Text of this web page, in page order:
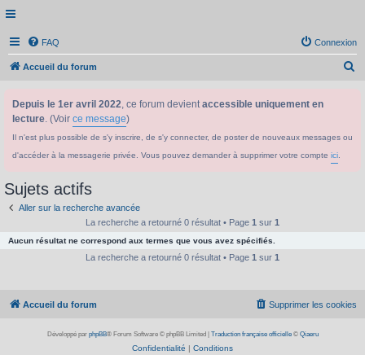
FAQ Connexion
Accueil du forum
Depuis le 1er avril 2022, ce forum devientaccessible uniquement en
lecture. (Voir ce message)
Il n'est plus possible de s'y inscrire, de s'y connecter, de poster de nouveaux messages ou
d'accéder à la messagerie privée. Vous pouvez demander à supprimer votre compte ici
Sujets actifs
Aller sur la recherche avancée
La recherche a retourné 0 résultat • Page 1 sur 1
Aucun résultat ne correspond aux termes que vous avez spécifiés.
La recherche a retourné 0 résultat • Page 1 sur 1
Accueil du forum Supprimer les cookies
Développé par phpBB® Forum Software © phpBB Limited Traduction française officielle© Qiaeru
Confidentialité | Conditions